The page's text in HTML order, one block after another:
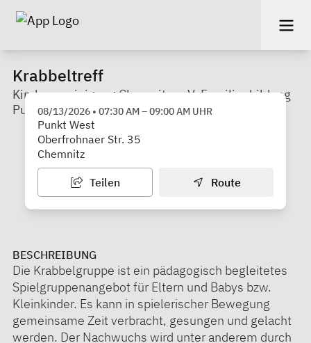
Krabbeltreff
Kindervereinigung Chemnitz e. V. Familienbildung
Punkt West
08/13/2026 • 07:30 AM–09:00 AM UHR
Punkt West
Oberfrohnaer Str. 35
Chemnitz
Teilen Route
BESCHREIBUNG
Die Krabbelgruppe ist ein pädagogisch begleitetes
Spielgruppenangebot für Eltern und Babys bzw.
Kleinkinder. Es kann in spielerischer Bewegung
gemeinsame Zeit verbracht, gesungen und gelacht
werden. Der Nachwuchs wird unter anderem durch